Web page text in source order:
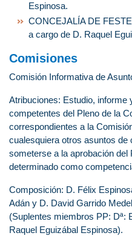
Espinosa.
CONCEJALÍA DE
a cargo de D. Raquel
Comisiones
Comisión Informativa de
Atribuciones: Estudio, informe
competentes del Pleno de la
correspondientes a la
cualesquiera otros asuntos de
someterse a la aprobación
determinado como
Composición: D. Félix
Adán y D. David Garrido
(Suplentes miembros PP: Dª:
Raquel Eguizábal Espinosa).